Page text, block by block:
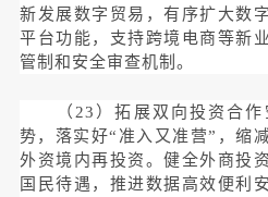
新发展数字贸易，有序扩大数
平台功能，支持跨境电商等新
管制和安全审查机制。
（23）拓展双向投资合
势，落实好“准入又准营”，缩
外资境内再投资。健全外商投
国民待遇，推进数据高效便利